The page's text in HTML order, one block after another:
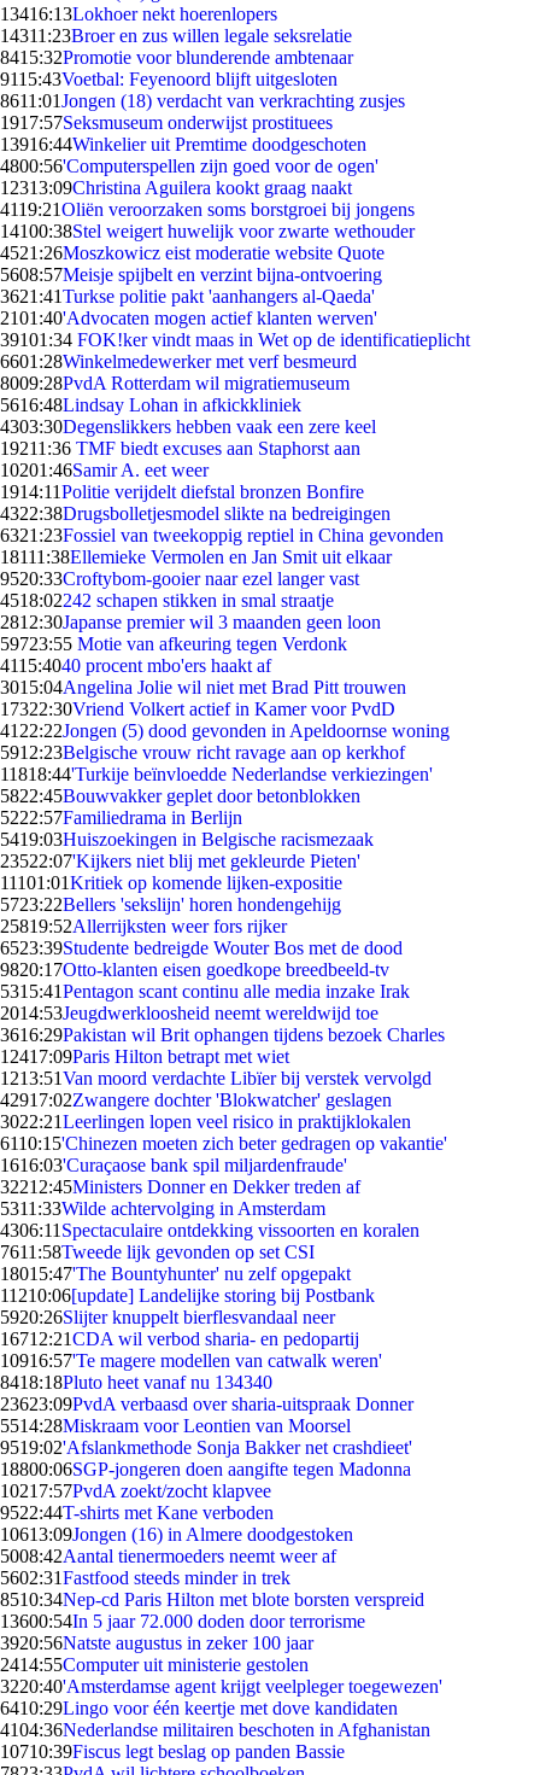
13416:13Lokhoer nekt hoerenlopers
14311:23Broer en zus willen legale seksrelatie
8415:32Promotie voor blunderende ambtenaar
9115:43Voetbal: Feyenoord blijft uitgesloten
8611:01Jongen (18) verdacht van verkrachting zusjes
1917:57Seksmuseum onderwijst prostituees
13916:44Winkelier uit Premtime doodgeschoten
4800:56'Computerspellen zijn goed voor de ogen'
12313:09Christina Aguilera kookt graag naakt
4119:21Oliën veroorzaken soms borstgroei bij jongens
14100:38Stel weigert huwelijk voor zwarte wethouder
4521:26Moszkowicz eist moderatie website Quote
5608:57Meisje spijbelt en verzint bijna-ontvoering
3621:41Turkse politie pakt 'aanhangers al-Qaeda'
2101:40'Advocaten mogen actief klanten werven'
39101:34 FOK!ker vindt maas in Wet op de identificatieplicht
6601:28Winkelmedewerker met verf besmeurd
8009:28PvdA Rotterdam wil migratiemuseum
5616:48Lindsay Lohan in afkickkliniek
4303:30Degenslikkers hebben vaak een zere keel
19211:36 TMF biedt excuses aan Staphorst aan
10201:46Samir A. eet weer
1914:11Politie verijdelt diefstal bronzen Bonfire
4322:38Drugsbolletjesmodel slikte na bedreigingen
6321:23Fossiel van tweekoppig reptiel in China gevonden
18111:38Ellemieke Vermolen en Jan Smit uit elkaar
9520:33Croftybom-gooier naar ezel langer vast
4518:02242 schapen stikken in smal straatje
2812:30Japanse premier wil 3 maanden geen loon
59723:55 Motie van afkeuring tegen Verdonk
4115:4040 procent mbo'ers haakt af
3015:04Angelina Jolie wil niet met Brad Pitt trouwen
17322:30Vriend Volkert actief in Kamer voor PvdD
41 22:22Jongen (5) dood gevonden in Apeldoornse woning
5912:23Belgische vrouw richt ravage aan op kerkhof
11818:44'Turkije beïnvloedde Nederlandse verkiezingen'
5822:45Bouwvakker geplet door betonblokken
5222:57Familiedrama in Berlijn
5419:03Huiszoekingen in Belgische racismezaak
23522:07'Kijkers niet blij met gekleurde Pieten'
11101:01Kritiek op komende lijken-expositie
5723:22Bellers 'sekslijn' horen hondengehijg
25819:52Allerrijksten weer fors rijker
6523:39Studente bedreigde Wouter Bos met de dood
9820:17Otto-klanten eisen goedkope breedbeeld-tv
5315:41Pentagon scant continu alle media inzake Irak
2014:53Jeugdwerkloosheid neemt wereldwijd toe
3616:29Pakistan wil Brit ophangen tijdens bezoek Charles
12417:09Paris Hilton betrapt met wiet
1213:51Van moord verdachte Libïer bij verstek vervolgd
42917:02Zwangere dochter 'Blokwatcher' geslagen
3022:21Leerlingen lopen veel risico in praktijklokalen
6110:15'Chinezen moeten zich beter gedragen op vakantie'
1616:03'Curaçaose bank spil miljardenfraude'
32212:45Ministers Donner en Dekker treden af
5311:33Wilde achtervolging in Amsterdam
4306:11 Spectaculaire ontdekking vissoorten en koralen
7611:58Tweede lijk gevonden op set CSI
18015:47'The Bountyhunter' nu zelf opgepakt
11210:06[update] Landelijke storing bij Postbank
5920:26Slijter knuppelt bierflesvandaal neer
16712:21CDA wil verbod sharia- en pedopartij
10916:57'Te magere modellen van catwalk weren'
8418:18Pluto heet vanaf nu 134340
23623:09PvdA verbaasd over sharia-uitspraak Donner
5514:28Miskraam voor Leontien van Moorsel
9519:02'Afslankmethode Sonja Bakker net crashdieet'
18800:06SGP-jongeren doen aangifte tegen Madonna
10217:57PvdA zoekt/zocht klapvee
9522:44T-shirts met Kane verboden
10613:09Jongen (16) in Almere doodgestoken
5008:42Aantal tienermoeders neemt weer af
5602:31Fastfood steeds minder in trek
8510:34Nep-cd Paris Hilton met blote borsten verspreid
13600:54In 5 jaar 72.000 doden door terrorisme
3920:56Natste augustus in zeker 100 jaar
2414:55Computer uit ministerie gestolen
3220:40'Amsterdamse agent krijgt veelpleger toegewezen'
6410:29Lingo voor één keertje met dove kandidaten
4104:36Nederlandse militairen beschoten in Afghanistan
10710:39Fiscus legt beslag op panden Bassie